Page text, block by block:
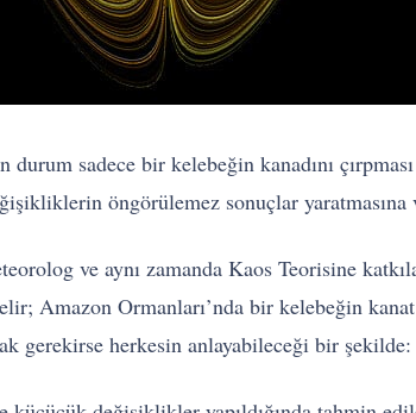
durum sadece bir kelebeğin kanadını
öngörülemez sonuçlar
ve aynı zamanda Kaos Teorisine
Amazon Ormanları’nda bir kelebeğin
gerekirse herkesin anlayabileceği bir şekilde: